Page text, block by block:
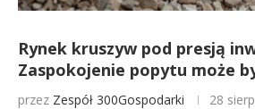
Rynek kruszyw pod presją
Zaspokojenie popytu może
przez Zespół 300Gospodarki 28